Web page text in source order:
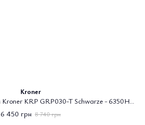
Kroner
Комплект кухонної мийки Kroner KRP GRP030-T Schwarze - 6350HM PVD
6 450 грн 8 740 грн